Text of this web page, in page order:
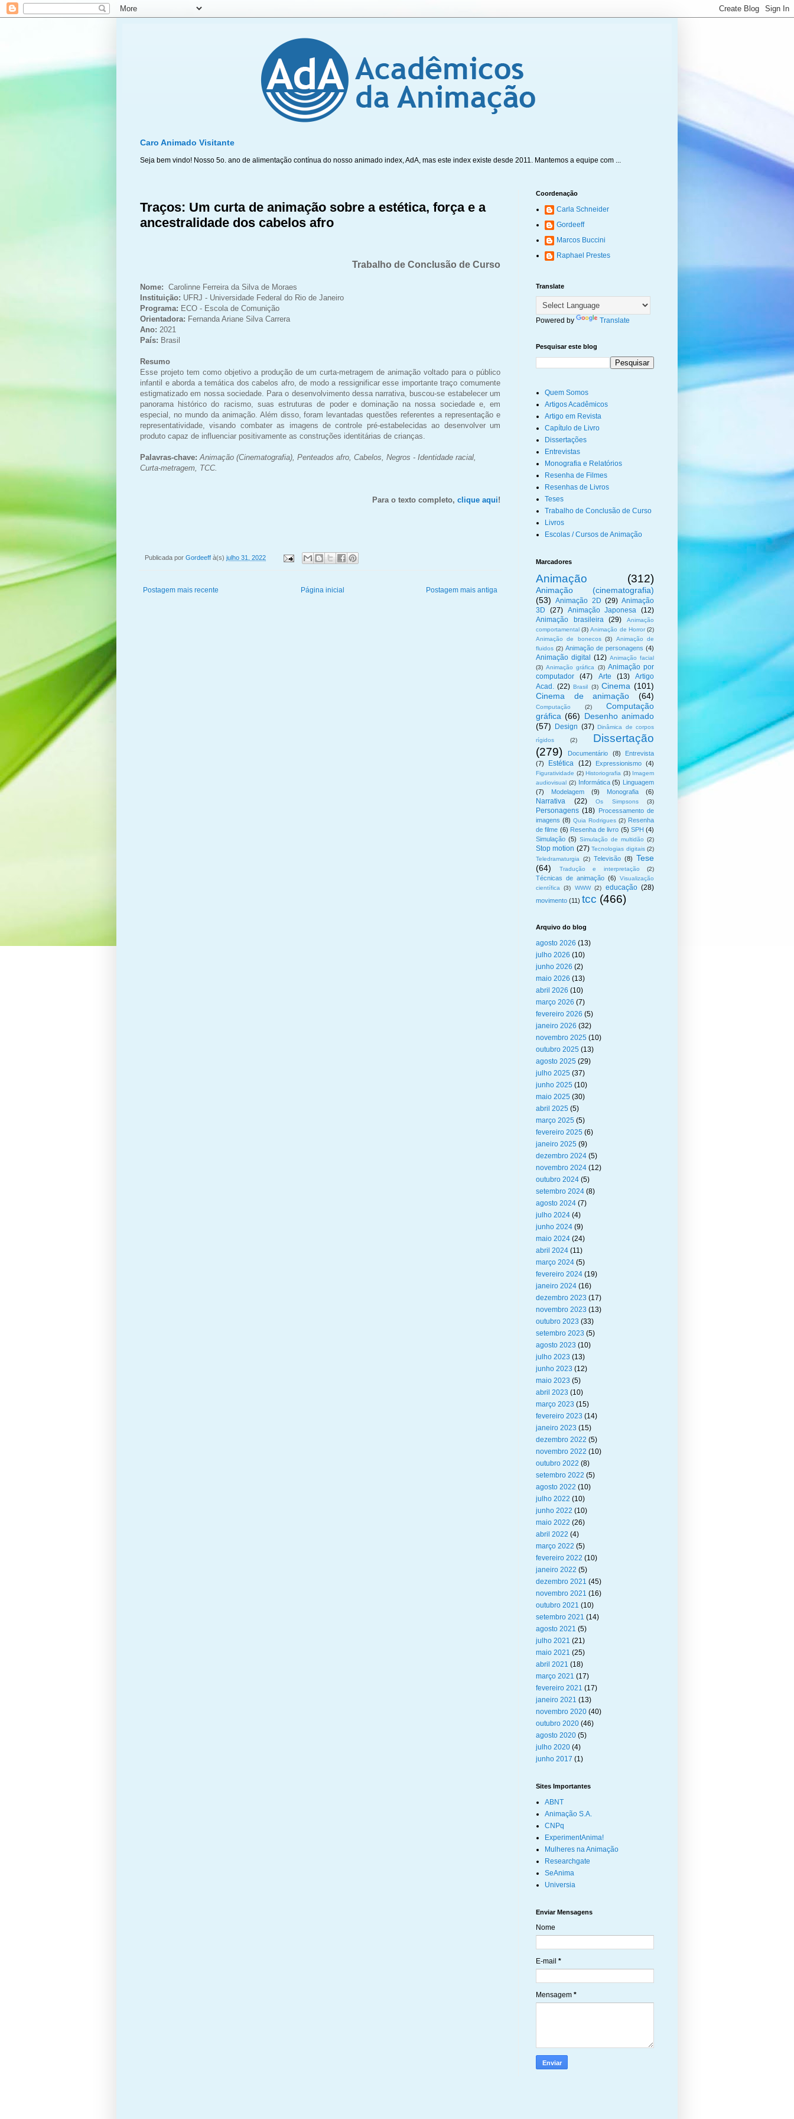
Caro Animado Visitante
Seja bem vindo! Nosso 5o. ano de alimentação contínua do nosso animado index, AdA, mas este index existe desde 2011. Mantemos a equipe com ...
Traços: Um curta de animação sobre a estética, força e a
ancestralidade dos cabelos afro
Trabalho de Conclusão de Curso
Nome: Carolinne Ferreira da Silva de Moraes
Instituição: UFRJ - Universidade Federal do Rio de Janeiro
Programa: ECO - Escola de Comunição
Orientadora: Fernanda Ariane Silva Carrera
Ano: 2021
País: Brasil
Resumo
Esse projeto tem como objetivo a produção de um curta-metragem de animação voltado para o público
infantil e aborda a temática dos cabelos afro, de modo a ressignificar esse importante traço comumente
estigmatizado em nossa sociedade. Para o desenvolvimento dessa narrativa, buscou-se estabelecer um
panorama histórico do racismo, suas estruturas de poder e dominação na nossa sociedade e, em
especial, no mundo da animação. Além disso, foram levantadas questões referentes a representação e
representatividade, visando combater as imagens de controle pré-estabelecidas ao desenvolver um
produto capaz de influenciar positivamente as construções identitárias de crianças.
Palavras-chave: Animação (Cinematografia), Penteados afro, Cabelos, Negros - Identidade racial,
Curta-metragem, TCC.
Para o texto completo, clique aqui!
Publicada por Gordeeff à(s) julho 31, 2022
Postagem mais recente Postagem mais antiga
Página inicial
Coordenação
Carla Schneider
Gordeeff
Marcos Buccini
Raphael Prestes
Translate
Powered by Translate
Pesquisar este blog
Quem Somos
Artigos Acadêmicos
Artigo em Revista
Capítulo de Livro
Dissertações
Entrevistas
Monografia e Relatórios
Resenha de Filmes
Resenhas de Livros
Teses
Trabalho de Conclusão de Curso
Livros
Escolas / Cursos de Animação
Marcadores
Animação (312)
Animação (cinematografia)
(53) Animação 2D (29) Animação
3D
(27) Animação Japonesa (12)
Animação brasileira
(29)
Animação
comportamental (3) Animação de Horror (2)
Animação de bonecos (3)
Animação de
fluidos (2) Animação de personagens (4)
Animação digital (12) Animação facial
(3) Animação gráfica (3) Animação por
computador
(47) Arte (13)
Artigo
Acad. (22) Brasil (3) Cinema (101)
Cinema de animação
(64)
Computação (2)
Computação
gráfica (66) Desenho animado
(57)
Design (37) Dinâmica de corpos
rígidos
(2)
Dissertação
(279)
Documentário (8)
Entrevista
(7)
Estética (12) Expressionismo (4)
Figuratividade (2) Historiografia (3) Imagem
audiovisual (2) Informática (5) Linguagem
(7)
Modelagem (9) Monografia (6)
Narrativa (22) Os Simpsons (3)
Personagens (18) Processamento de
imagens (8) Quia Rodrigues (2) Resenha
de filme (6) Resenha de livro (5) SPH (4)
Simulação (5) Simulação de multidão (2)
Stop motion (27) Tecnologias digitais (2)
Teledramaturgia
(2) Televisão (8) Tese
(64)
Tradução e interpretação (2)
Técnicas de animação (6)
Visualização
científica
(3) WWW (2) educação (28)
movimento (11) tcc (466)
Arquivo do blog
agosto 2026 (13)
julho 2026 (10)
junho 2026 (2)
maio 2026 (13)
abril 2026 (10)
março 2026 (7)
fevereiro 2026 (5)
janeiro 2026 (32)
novembro 2025 (10)
outubro 2025 (13)
agosto 2025 (29)
julho 2025 (37)
junho 2025 (10)
maio 2025 (30)
abril 2025 (5)
março 2025 (5)
fevereiro 2025 (6)
janeiro 2025 (9)
dezembro 2024 (5)
novembro 2024 (12)
outubro 2024 (5)
setembro 2024 (8)
agosto 2024 (7)
julho 2024 (4)
junho 2024 (9)
maio 2024 (24)
abril 2024 (11)
março 2024 (5)
fevereiro 2024 (19)
janeiro 2024 (16)
dezembro 2023 (17)
novembro 2023 (13)
outubro 2023 (33)
setembro 2023 (5)
agosto 2023 (10)
julho 2023 (13)
junho 2023 (12)
maio 2023 (5)
abril 2023 (10)
março 2023 (15)
fevereiro 2023 (14)
janeiro 2023 (15)
dezembro 2022 (5)
novembro 2022 (10)
outubro 2022 (8)
setembro 2022 (5)
agosto 2022 (10)
julho 2022 (10)
junho 2022 (10)
maio 2022 (26)
abril 2022 (4)
março 2022 (5)
fevereiro 2022 (10)
janeiro 2022 (5)
dezembro 2021 (45)
novembro 2021 (16)
outubro 2021 (10)
setembro 2021 (14)
agosto 2021 (5)
julho 2021 (21)
maio 2021 (25)
abril 2021 (18)
março 2021 (17)
fevereiro 2021 (17)
janeiro 2021 (13)
novembro 2020 (40)
outubro 2020 (46)
agosto 2020 (5)
julho 2020 (4)
junho 2017 (1)
Sites Importantes
ABNT
Animação S.A.
CNPq
ExperimentAnima!
Mulheres na Animação
Researchgate
SeAnima
Universia
Enviar Mensagens
Nome
E-mail *
Mensagem *